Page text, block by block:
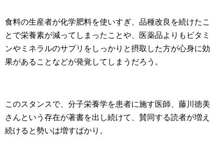
食料の生産者が化学肥料を使いすぎ、品種改良を続けたこ
とで栄養素が減ってしまったことや、医薬品よりもビタミ
ンやミネラルのサプリをしっかりと摂取した方が心身に効
果があることなどが発覚してしまうだろう。
このスタンスで、分子栄養学を患者に施す医師、藤川徳美
さんという存在が著書を出し続けて、賛同する読者が増え
続けると勢いは増すばかり。